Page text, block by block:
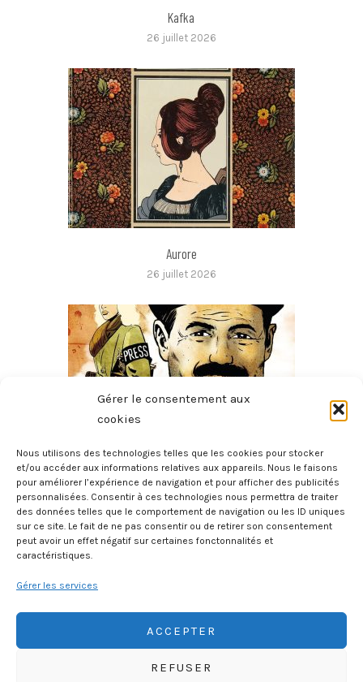
Gérer le consentement aux
cookies
Nous utilisons des technologies telles que les cookies pour stocker
et/ou accéder aux informations relatives aux appareils. Nous le faisons
pour améliorer l’expérience de navigation et pour afficher des publicités
personnalisées. Consentir à ces technologies nous permettra de traiter
des données telles que le comportement de navigation ou les ID uniques
sur ce site. Le fait de ne pas consentir ou de retirer son consentement
peut avoir un effet négatif sur certaines fonctonnalités et
caractéristiques.
Gérer les services
ACCEPTER
REFUSER
Kafka
26 juillet 2026
Aurore
26 juillet 2026
Hemingway Et Martha Gellhorn
21 juillet 2026